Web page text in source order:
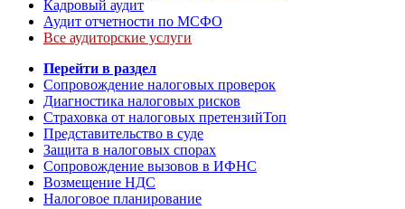
Кадровый аудит
Аудит отчетности по МСФО
Все аудиторские услуги
Перейти в раздел
Сопровождение налоговых проверок
Диагностика налоговых рисков
Страховка от налоговых претензийТоп
Представительство в суде
Защита в налоговых спорах
Сопровождение вызовов в ИФНС
Возмещение НДС
Налоговое планирование